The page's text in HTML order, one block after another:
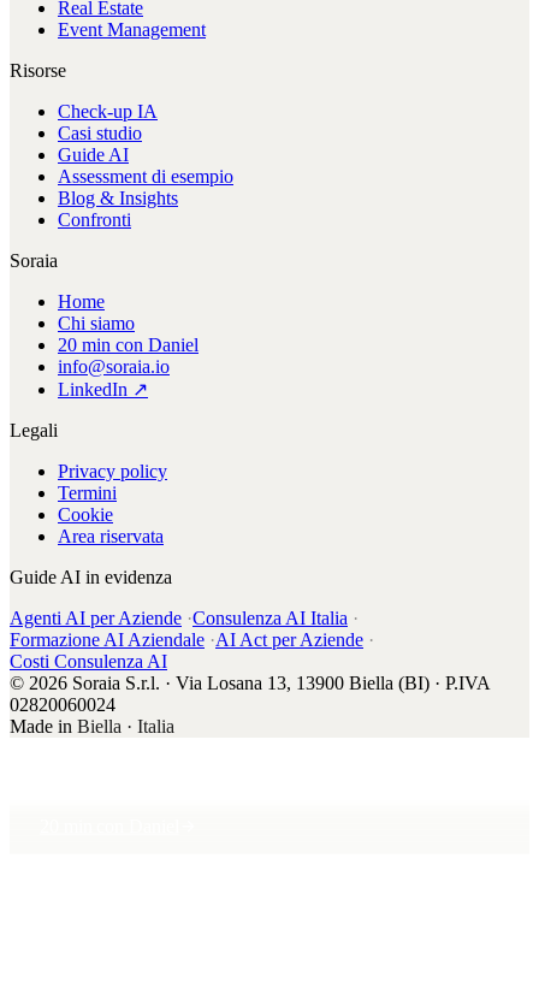
Real Estate
Event Management
Risorse
Check-up IA
Casi studio
Guide AI
Assessment di esempio
Blog & Insights
Confronti
Soraia
Home
Chi siamo
20 min con Daniel
info@soraia.io
LinkedIn ↗
Legali
Privacy policy
Termini
Cookie
Area riservata
Guide AI in evidenza
Agenti AI per Aziende ·Consulenza AI Italia ·
Formazione AI Aziendale ·AI Act per Aziende ·
Costi Consulenza AI
© 2026 Soraia S.r.l. · Via Losana 13, 13900 Biella (BI) · P.IVA
02820060024
Made in Biella · Italia